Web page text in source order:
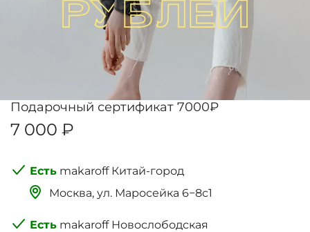
Подарочный сертификат 7000₽
7 000 ₽
makaroff Китай-город
Москва, ‌‌‌‌ул. Маросейка 6−8с1
makaroff Новослободская